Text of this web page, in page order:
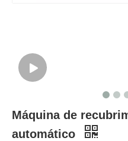
Máquina de
automático